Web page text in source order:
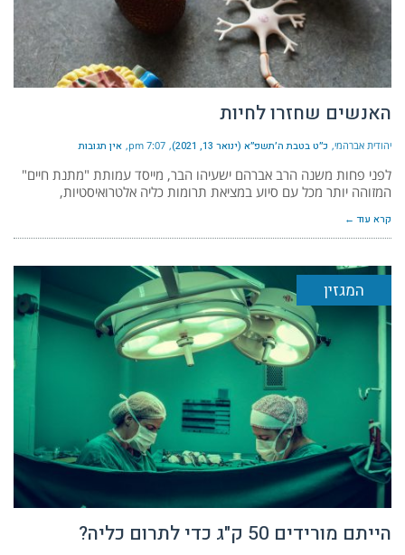
האנשים שחזרו לחיות
יהודית אברהמי כ״ט בטבת ה׳תשפ״א (ינואר 13, 2021) 7:07 pm אין תגובות
לפני פחות משנה הרב אברהם ישעיהו הבר, מייסד עמותת "מתנת חיים"
המזוהה יותר מכל עם סיוע במציאת תרומות כליה אלטרואיסטיות,
קרא עוד ←
המגזין
הייתם מורידים 50 ק"ג כדי לתרום כליה?